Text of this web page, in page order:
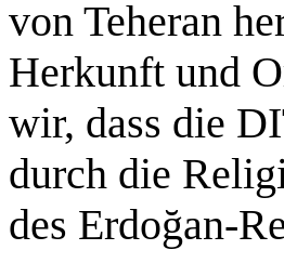
von Teheran
Herkunft und
wir, dass die
durch die
des Erdoğan-